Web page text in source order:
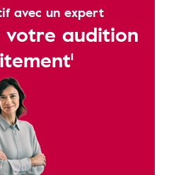
avec un expert
votre audition